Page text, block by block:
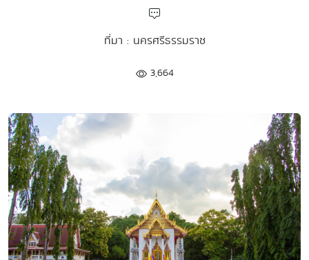
ที่มา : นครศรีธรรมราช
3,664